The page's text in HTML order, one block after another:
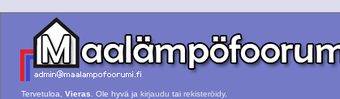
Tervetuloa, Vieras . Ole hyvä ja kirjaudu tai rekisteröidy.